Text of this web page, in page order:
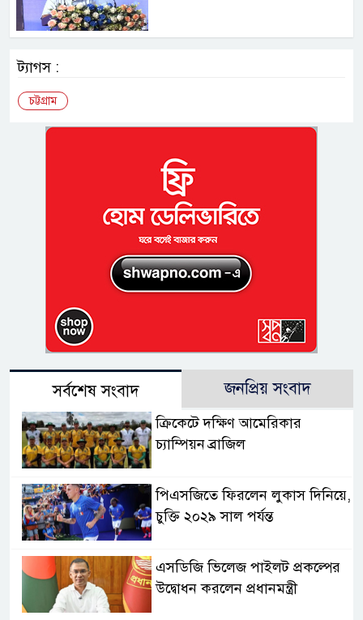
ট্যাগস :
চট্টগ্রাম
সর্বশেষ সংবাদ জনপ্রিয় সংবাদ
ক্রিকেটে দক্ষিণ আমেরিকার
চ্যাম্পিয়ন ব্রাজিল
পিএসজিতে ফিরলেন লুকাস দিনিয়ে,
চুক্তি ২০২৯ সাল পর্যন্ত
এসডিজি ভিলেজ পাইলট প্রকল্পের
উদ্বোধন করলেন প্রধানমন্ত্রী